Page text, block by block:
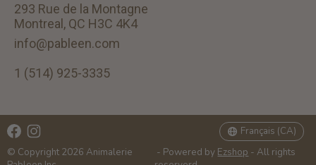
293 Rue de la Montagne
Montreal, QC H3C 4K4
info@pableen.com
1 (514) 925-3335
© Copyright 2026 Animalerie
- Powered by Ezshop - All rights
Français (CA)